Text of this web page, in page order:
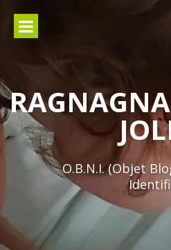
contenu
O.B.N.I. (Objet